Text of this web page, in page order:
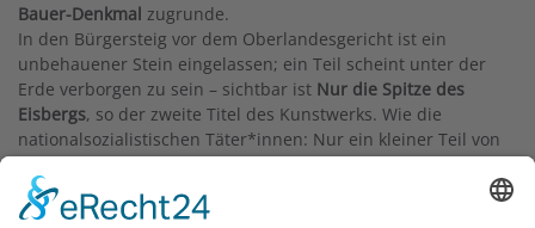
Bauer-Denkmal zugrunde.
In den Bürgersteig vor dem Oberlandesgericht ist ein
unbehauener Stein eingelassen; ein Teil scheint unter der
Erde verborgen zu sein – sichtbar ist Nur die Spitze des
Eisbergs, so der zweite Titel des Kunstwerks. Wie die
nationalsozialistischen Täter*innen: Nur ein kleiner Teil von
ihnen kam vor Gericht; und dies, obwohl die während der
nationalsozialistischen Diktatur verübten Verbrechen nicht
auf wenige Repräsentant*innen von Institutionen